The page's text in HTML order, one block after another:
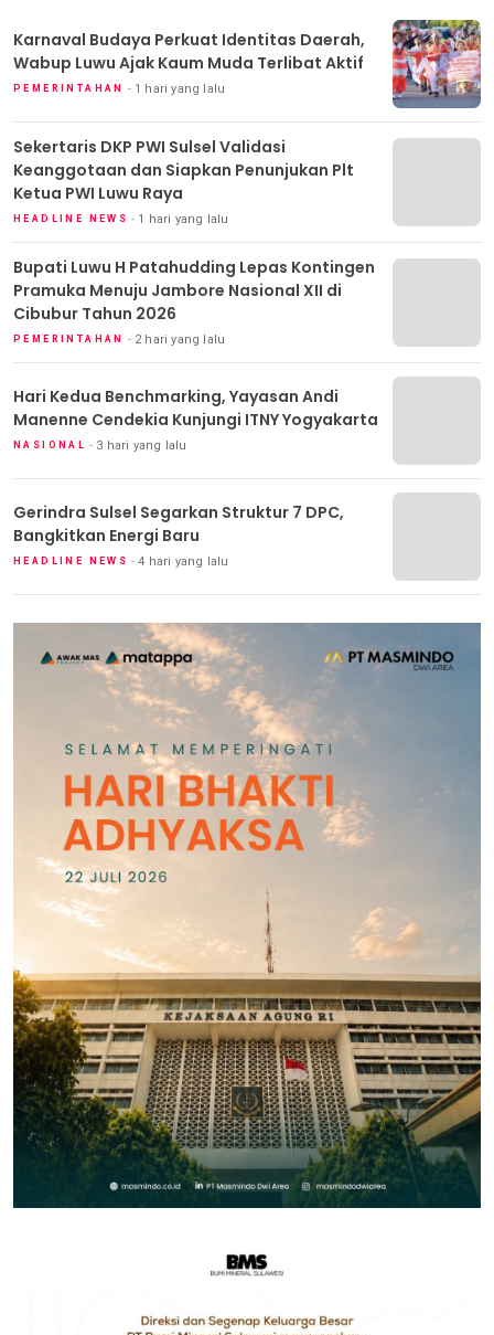
Karnaval Budaya Perkuat Identitas Daerah,
Wabup Luwu Ajak Kaum Muda Terlibat Aktif
PEMERINTAHAN 1 hari yang lalu
Sekertaris DKP PWI Sulsel Validasi
Keanggotaan dan Siapkan Penunjukan Plt
Ketua PWI Luwu Raya
HEADLINE NEWS 1 hari yang lalu
Bupati Luwu H Patahudding Lepas Kontingen
Pramuka Menuju Jambore Nasional XII di
Cibubur Tahun 2026
PEMERINTAHAN 2 hari yang lalu
Hari Kedua Benchmarking, Yayasan Andi
Manenne Cendekia Kunjungi ITNY Yogyakarta
NASIONAL 3 hari yang lalu
Gerindra Sulsel Segarkan Struktur 7 DPC,
Bangkitkan Energi Baru
HEADLINE NEWS 4 hari yang lalu